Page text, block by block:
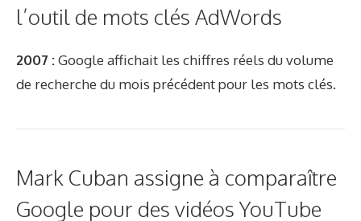
l’outil de mots clés AdWords
2007 :Google affichait les chiffres réels du volume
de recherche du mois précédent pour les mots clés.
Mark Cuban assigne à comparaître
Google pour des vidéos YouTube